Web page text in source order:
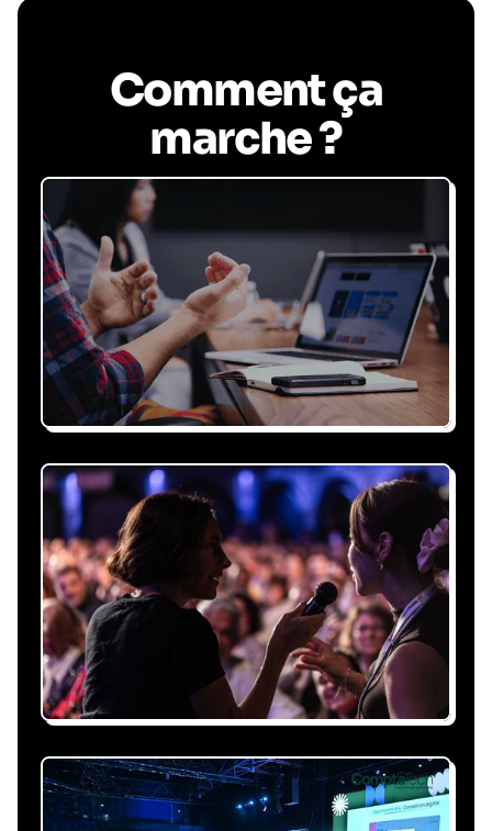
Comment ça
marche ?
Recevez une proposition
sous 24h
Expliquez-nous vos besoins, on vous répond
sous 24h avec une proposition
personnalisée, claire et adaptée à votre
événement et à vos contraintes.
Nous nous occupons de
tout